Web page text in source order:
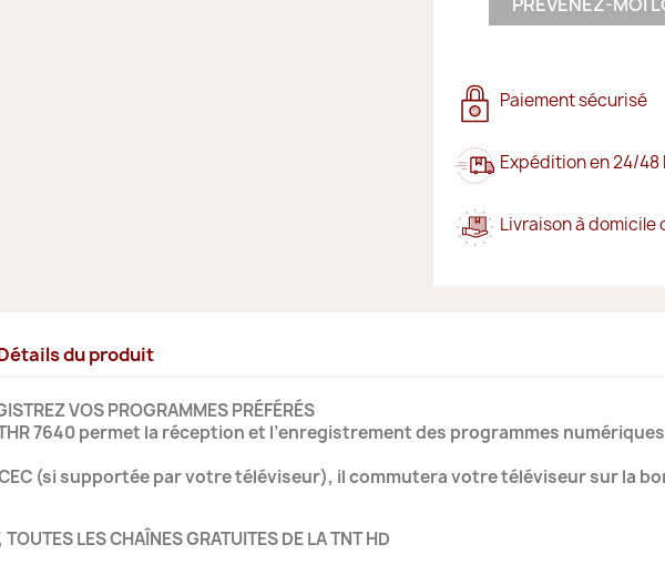
Paiement sécurisé
Expédition en 24/48
Livraison à domicile
du produit
VOS PROGRAMMES PRÉFÉRÉS
7640 permet la réception et l’enregistrement des programmes
(si supportée par votre téléviseur), il commutera votre téléviseur sur la
LES CHAÎNES GRATUITES DE LA TNT HD